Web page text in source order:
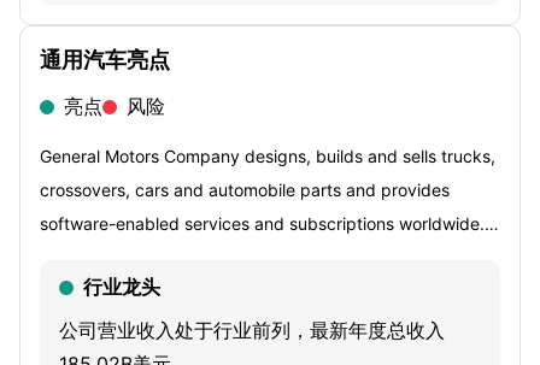
通用汽车亮点
亮点 风险
General Motors Company designs, builds and sells trucks,
crossovers, cars and automobile parts and provides
software-enabled services and subscriptions worldwide.
GM Financial. Its GM North America (GMNA) and GM
International (GMI) develop, manufacture and/or markets
vehicles under the Buick, Cadillac, Chevrolet and GMC
行业龙头
公司营业收入处于行业前列，最新年度总收入